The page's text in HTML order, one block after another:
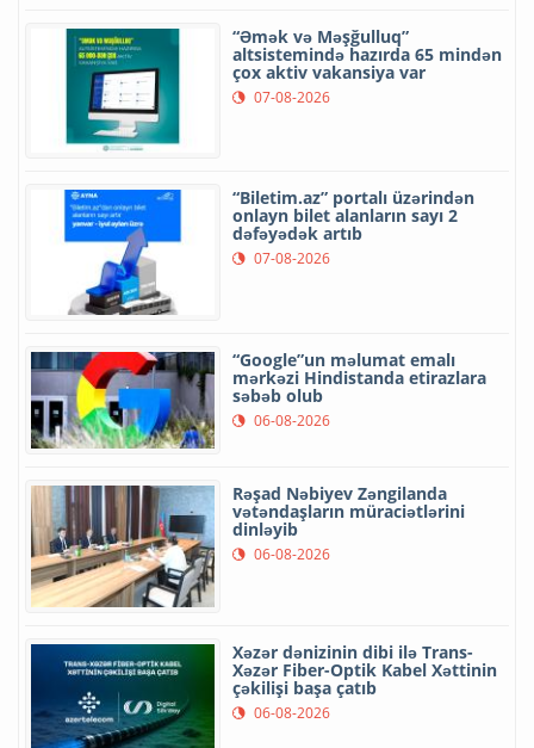
“Əmək və Məşğulluq”
altsistemində hazırda 65 mindən
çox aktiv vakansiya var
07-08-2026
“Biletim.az” portalı üzərindən
onlayn bilet alanların sayı 2
dəfəyədək artıb
07-08-2026
“Google”un məlumat emalı
mərkəzi Hindistanda etirazlara
səbəb olub
06-08-2026
Rəşad Nəbiyev Zəngilanda
vətəndaşların müraciətlərini
dinləyib
06-08-2026
Xəzər dənizinin dibi ilə Trans-
Xəzər Fiber-Optik Kabel Xəttinin
çəkilişi başa çatıb
06-08-2026